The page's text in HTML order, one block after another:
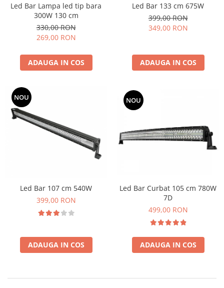
Led Bar Lampa led tip bara
300W 130 cm
330,00 RON
269,00 RON
ADAUGA IN COS
Led Bar 133 cm 675W
399,00 RON
349,00 RON
ADAUGA IN COS
NOU
Led Bar 107 cm 540W
399,00 RON
ADAUGA IN COS
NOU
Led Bar Curbat 105 cm 780W
7D
499,00 RON
ADAUGA IN COS